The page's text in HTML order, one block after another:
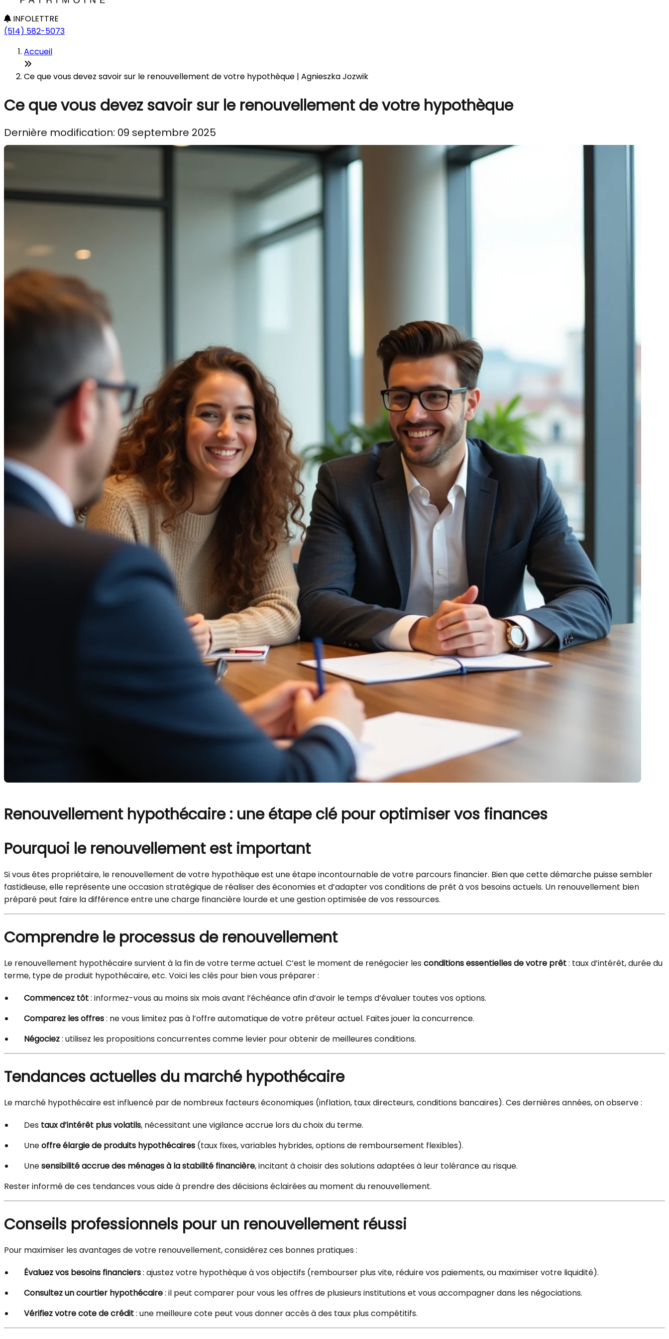
INFOLETTRE
(514) 582-5073
Accueil
Ce que vous devez savoir sur le renouvellement de votre hypothèque | Agnieszka Jozwik
Ce que vous devez savoir sur le renouvellement de votre hypothèque
Dernière modification: 09 septembre 2025
Renouvellement hypothécaire : une étape clé pour optimiser vos finances
Pourquoi le renouvellement est important
Si vous êtes propriétaire, le renouvellement de votre hypothèque est une étape incontournable de votre parcours financier. Bien que cette démarche puisse sembler
fastidieuse, elle représente une occasion stratégique de réaliser des économies et d’adapter vos conditions de prêt à vos besoins actuels. Un renouvellement bien
préparé peut faire la différence entre une charge financière lourde et une gestion optimisée de vos ressources.
Comprendre le processus de renouvellement
Le renouvellement hypothécaire survient à la fin de votre terme actuel. C’est le moment de renégocier lesconditions essentielles de votre prêt: taux d’intérêt, durée du
terme, type de produit hypothécaire, etc. Voici les clés pour bien vous préparer :
Commencez tôt: informez-vous au moins six mois avant l’échéance afin d’avoir le temps d’évaluer toutes vos options.
Comparez les offres: ne vous limitez pas à l’offre automatique de votre prêteur actuel. Faites jouer la concurrence.
Négociez: utilisez les propositions concurrentes comme levier pour obtenir de meilleures conditions.
Tendances actuelles du marché hypothécaire
Le marché hypothécaire est influencé par de nombreux facteurs économiques (inflation, taux directeurs, conditions bancaires). Ces dernières années, on observe :
Des taux d’intérêt plus volatils, nécessitant une vigilance accrue lors du choix du terme.
Uneoffre élargie de produits hypothécaires (taux fixes, variables hybrides, options de remboursement flexibles).
Unesensibilité accrue des ménages à la stabilité financière, incitant à choisir des solutions adaptées à leur tolérance au risque.
Rester informé de ces tendances vous aide à prendre des décisions éclairées au moment du renouvellement.
Conseils professionnels pour un renouvellement réussi
Pour maximiser les avantages de votre renouvellement, considérez ces bonnes pratiques :
Évaluez vos besoins financiers: ajustez votre hypothèque à vos objectifs (rembourser plus vite, réduire vos paiements, ou maximiser votre liquidité).
Consultez un courtier hypothécaire: il peut comparer pour vous les offres de plusieurs institutions et vous accompagner dans les négociations.
Vérifiez votre cote de crédit: une meilleure cote peut vous donner accès à des taux plus compétitifs.